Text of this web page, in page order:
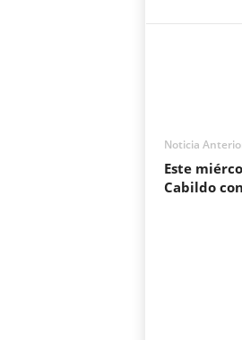
Noticia
Este
Cabildo